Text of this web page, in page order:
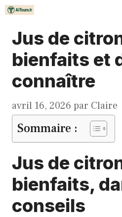
Aller
contenu
Jus de
bienfaits et
connaître
avril 16, 2026 par Claire
Sommaire :
Jus de
bienfaits,
conseils